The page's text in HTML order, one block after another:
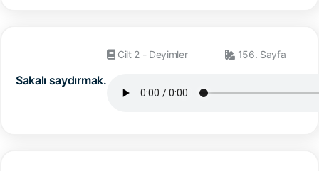
Sakalı saydırmak.
Cilt 2 - Deyimler 156. Sayfa